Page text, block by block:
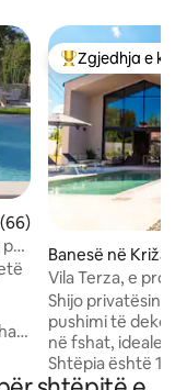
mesatar 5 nga 5,
Më të mirat e
Zgjedhja e
Banesë në
Vila Terza, e
Shijo privatësinë
pushimi të
në fshat, ideale
Shtëpia është
750 m2. Shtëpia